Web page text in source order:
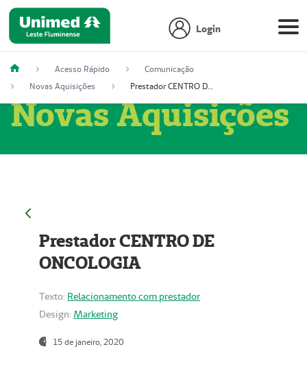
Login
Acesso Rápido
Comunicação
Novas Aquisições
Prestador CENTRO DE ONCOLOGIA
Novas Aquisições
Prestador CENTRO DE
ONCOLOGIA
Texto: Relacionamento com prestador
Design: Marketing
15 de janeiro, 2020